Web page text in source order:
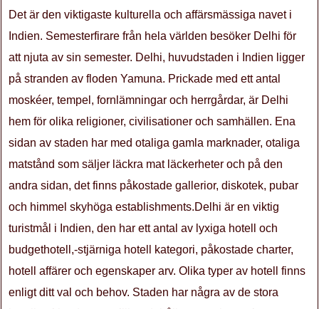
Det är den viktigaste kulturella och affärsmässiga navet i
Indien. Semesterfirare från hela världen besöker Delhi för
att njuta av sin semester. Delhi, huvudstaden i Indien ligger
på stranden av floden Yamuna. Prickade med ett antal
moskéer, tempel, fornlämningar och herrgårdar, är Delhi
hem för olika religioner, civilisationer och samhällen. Ena
sidan av staden har med otaliga gamla marknader, otaliga
matstånd som säljer läckra mat läckerheter och på den
andra sidan, det finns påkostade gallerior, diskotek, pubar
och himmel skyhöga establishments.Delhi är en viktig
turistmål i Indien, den har ett antal av lyxiga hotell och
budgethotell,-stjärniga hotell kategori, påkostade charter,
hotell affärer och egenskaper arv. Olika typer av hotell finns
enligt ditt val och behov. Staden har några av de stora